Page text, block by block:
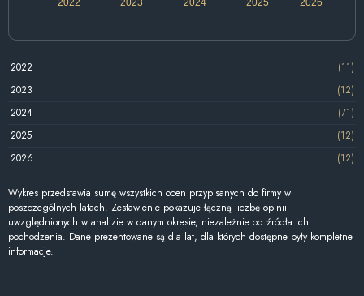
2022
(11)
2023
(12)
2024
(71)
2025
(12)
2026
(12)
Wykres przedstawia sumę wszystkich ocen przypisanych do firmy w
poszczególnych latach. Zestawienie pokazuje łączną liczbę opinii
uwzględnionych w analizie w danym okresie, niezależnie od źródła ich
pochodzenia. Dane prezentowane są dla lat, dla których dostępne były kompletne
informacje.